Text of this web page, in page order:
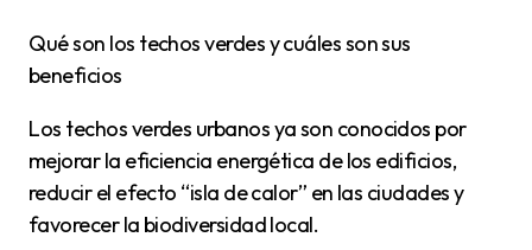
Qué son los techos verdes y cuáles son sus
beneficios
Los techos verdes urbanos ya son conocidos por
mejorar la eficiencia energética de los edificios,
reducir el efecto “isla de calor” en las ciudades y
favorecer la biodiversidad local.